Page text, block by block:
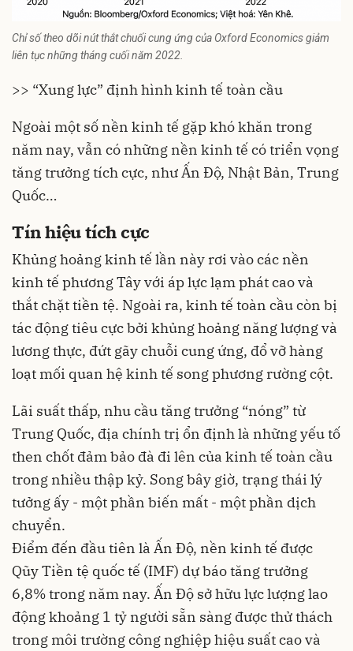
Chỉ số theo dõi nút thắt chuối cung ứng của Oxford Economics giảm
liên tục những tháng cuối năm 2022.
>> “Xung lực” định hình kinh tế toàn cầu
Ngoài một số nền kinh tế gặp khó khăn trong
năm nay, vẫn có những nền kinh tế có triển vọng
tăng trưởng tích cực, như Ấn Độ, Nhật Bản, Trung
Quốc…
Tín hiệu tích cực
Khủng hoảng kinh tế lần này rơi vào các nền
kinh tế phương Tây với áp lực lạm phát cao và
thắt chặt tiền tệ. Ngoài ra, kinh tế toàn cầucòn bị
tác động tiêu cực bởi khủng hoảng năng lượng và
lương thực, đứt gãy chuỗi cung ứng, đổ vỡ hàng
loạt mối quan hệ kinh tế song phương rường cột.
Lãi suất thấp, nhu cầu tăng trưởng “nóng” từ
Trung Quốc, địa chính trị ổn định là những yếu tố
then chốt đảm bảo đà đi lên của kinh tế toàn cầu
trong nhiều thập kỷ. Song bây giờ, trạng thái lý
tưởng ấy - một phần biến mất - một phần dịch
chuyển.
Điểm đến đầu tiên là Ấn Độ, nền kinh tế được
Qũy Tiền tệ quốc tế (IMF) dự báo tăng trưởng
6,8% trong năm nay. Ấn Độ sở hữu lực lượng lao
động khoảng 1 tỷ người sẵn sàng được thử thách
trong môi trường công nghiệp hiệu suất cao và